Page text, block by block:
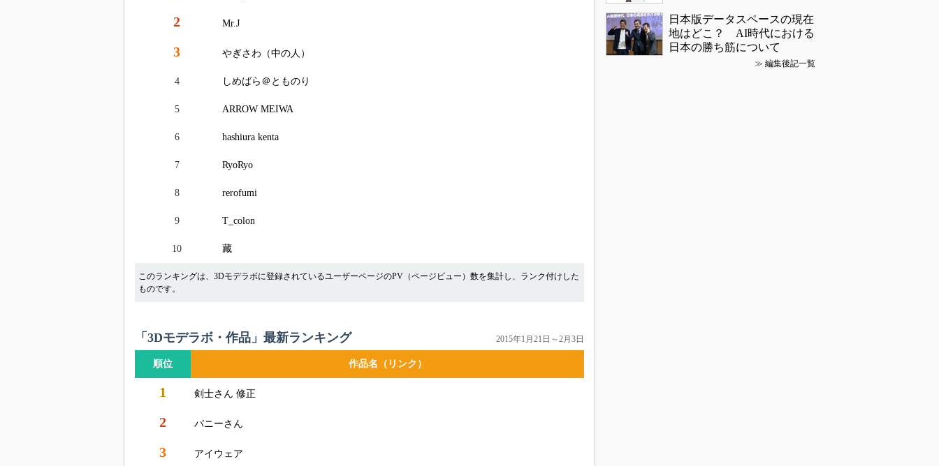
2 Mr.J
3 やぎさわ（中の人）
4 しめばら＠とものり
5 ARROW MEIWA
6 hashiura kenta
7 RyoRyo
8 rerofumi
9 T_colon
10 藏
このランキングは、3Dモデラボに登録されているユーザーページのPV（ページビュー）数を集計し、ランク付けした
ものです。
「3Dモデラボ・作品」最新ランキング 2015年1月21日～2月3日
順位 作品名（リンク）
1 剣士さん 修正
2 バニーさん
3 アイウェア
日本版データスペースの現在
地はどこ？ AI時代における
日本の勝ち筋について
≫ 編集後記一覧